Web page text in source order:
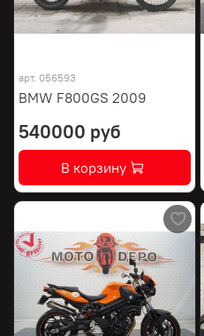
арт. 056593
BMW F800GS 2009
540000 руб
В корзину